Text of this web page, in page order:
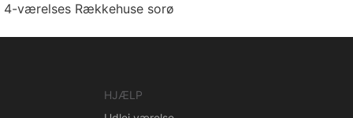
4-værelses Rækkehuse sorø
HJÆLP